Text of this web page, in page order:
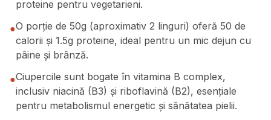
proteine pentru vegetarieni.
●O porție de 50g (aproximativ 2 linguri) oferă 50 de
calorii și 1.5g proteine, ideal pentru un mic dejun cu
pâine și brânză.
●Ciupercile sunt bogate în vitamina B complex,
inclusiv niacină (B3) și riboflavină (B2), esențiale
pentru metabolismul energetic și sănătatea pielii.